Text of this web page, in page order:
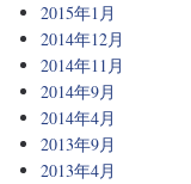
2015年1月
2014年12月
2014年11月
2014年9月
2014年4月
2013年9月
2013年4月